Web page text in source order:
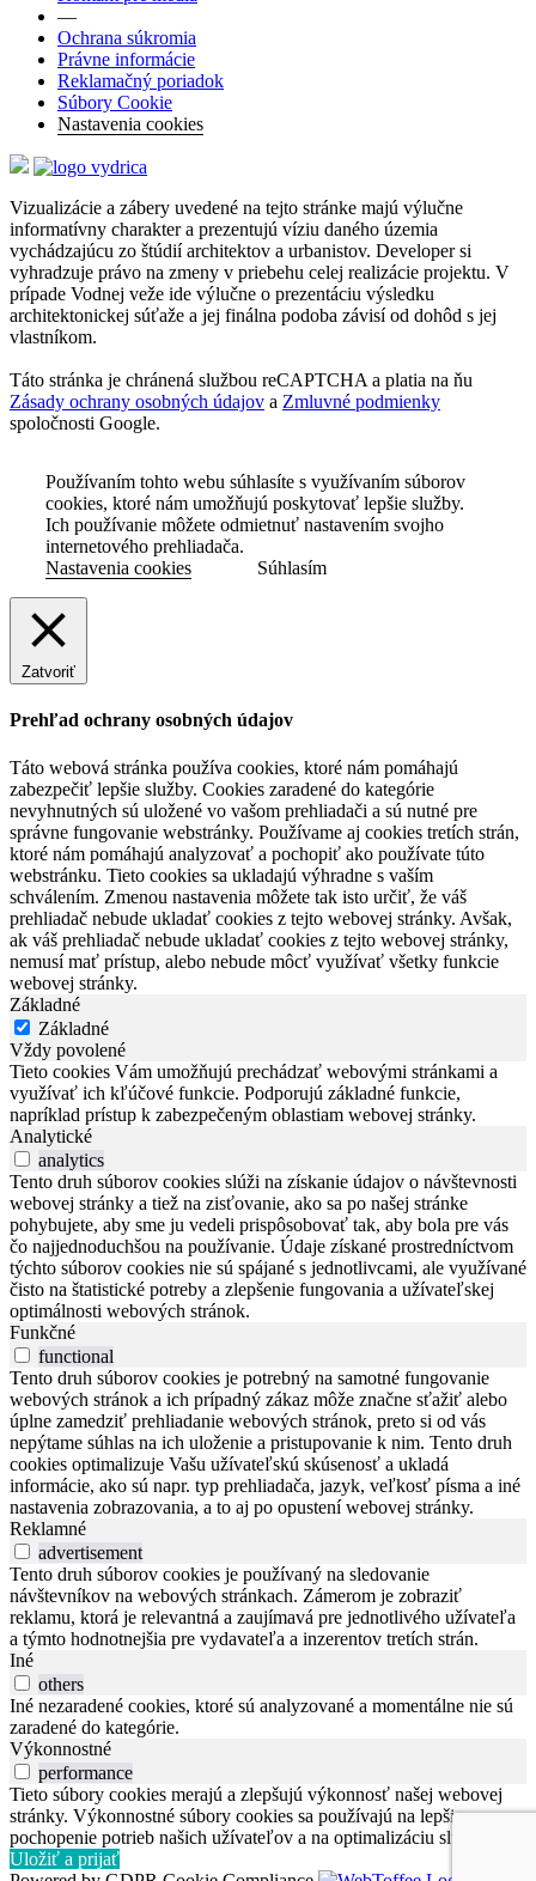
—
Ochrana súkromia
Právne informácie
Reklamačný poriadok
Súbory Cookie
Nastavenia cookies
Vizualizácie a zábery uvedené na tejto stránke majú výlučne
informatívny charakter a prezentujú víziu daného územia
vychádzajúcu zo štúdií architektov a urbanistov. Developer si
vyhradzuje právo na zmeny v priebehu celej realizácie projektu. V
prípade Vodnej veže ide výlučne o prezentáciu výsledku
architektonickej súťaže a jej finálna podoba závisí od dohôd s jej
vlastníkom.
Táto stránka je chránená službou reCAPTCHA a platia na ňu
Zásady ochrany osobných údajov a Zmluvné podmienky
spoločnosti Google.
Používaním tohto webu súhlasíte s využívaním súborov
cookies, ktoré nám umožňujú poskytovať lepšie služby.
Ich používanie môžete odmietnuť nastavením svojho
internetového prehliadača.
Nastavenia cookies
Súhlasím
Zatvoriť
Prehľad ochrany osobných údajov
Táto webová stránka používa cookies, ktoré nám pomáhajú
zabezpečiť lepšie služby. Cookies zaradené do kategórie
nevyhnutných sú uložené vo vašom prehliadači a sú nutné pre
správne fungovanie webstránky. Používame aj cookies tretích strán,
ktoré nám pomáhajú analyzovať a pochopiť ako používate túto
webstránku. Tieto cookies sa ukladajú výhradne s vaším
schválením. Zmenou nastavenia môžete tak isto určiť, že váš
prehliadač nebude ukladať cookies z tejto webovej stránky. Avšak,
ak váš prehliadač nebude ukladať cookies z tejto webovej stránky,
nemusí mať prístup, alebo nebude môcť využívať všetky funkcie
webovej stránky.
Základné
Základné
Vždy povolené
Tieto cookies Vám umožňujú prechádzať webovými stránkami a
využívať ich kľúčové funkcie. Podporujú základné funkcie,
napríklad prístup k zabezpečeným oblastiam webovej stránky.
Analytické
analytics
Tento druh súborov cookies slúži na získanie údajov o návštevnosti
webovej stránky a tiež na zisťovanie, ako sa po našej stránke
pohybujete, aby sme ju vedeli prispôsobovať tak, aby bola pre vás
čo najjednoduchšou na používanie. Údaje získané prostredníctvom
týchto súborov cookies nie sú spájané s jednotlivcami, ale využívané
čisto na štatistické potreby a zlepšenie fungovania a užívateľskej
optimálnosti webových stránok.
Funkčné
functional
Tento druh súborov cookies je potrebný na samotné fungovanie
webových stránok a ich prípadný zákaz môže značne sťažiť alebo
úplne zamedziť prehliadanie webových stránok, preto si od vás
nepýtame súhlas na ich uloženie a pristupovanie k nim. Tento druh
cookies optimalizuje Vašu užívateľskú skúsenosť a ukladá
informácie, ako sú napr. typ prehliadača, jazyk, veľkosť písma a iné
nastavenia zobrazovania, a to aj po opustení webovej stránky.
Reklamné
advertisement
Tento druh súborov cookies je používaný na sledovanie
návštevníkov na webových stránkach. Zámerom je zobraziť
reklamu, ktorá je relevantná a zaujímavá pre jednotlivého užívateľa
a týmto hodnotnejšia pre vydavateľa a inzerentov tretích strán.
Iné
others
Iné nezaradené cookies, ktoré sú analyzované a momentálne nie sú
zaradené do kategórie.
Výkonnostné
performance
Tieto súbory cookies merajú a zlepšujú výkonnosť našej webovej
stránky. Výkonnostné súbory cookies sa používajú na lepšie
pochopenie potrieb našich užívateľov a na optimalizáciu služieb.
Uložiť a prijať